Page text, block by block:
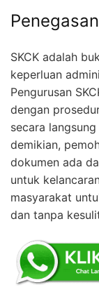
SKCK adalah
keperluan
Pengurusan
dengan
secara
demikian,
dokumen ada
untuk
masyarakat
dan tanpa